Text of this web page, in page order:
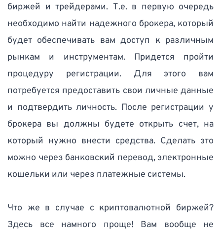
биржей и трейдерами. Т.е. в первую очередь
необходимо найти надежного брокера, который
будет обеспечивать вам доступ к различным
рынкам и инструментам. Придется пройти
процедуру регистрации. Для этого вам
потребуется предоставить свои личные данные
и подтвердить личность. После регистрации у
брокера вы должны будете открыть счет, на
который нужно внести средства. Сделать это
можно через банковский перевод, электронные
кошельки или через платежные системы.
Что же в случае с криптовалютной биржей?
Здесь все намного проще! Вам вообще не